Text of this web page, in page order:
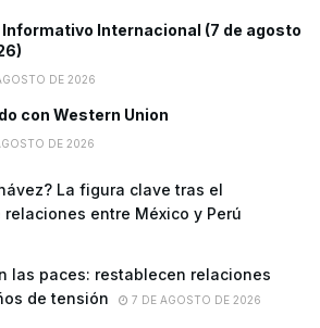
Informativo Internacional (7 de agosto
DE 2026
con Western Union
DE 2026
La figura clave tras el
entre México y Perú
las paces: restablecen relaciones
de tensión
7 DE AGOSTO DE 2026